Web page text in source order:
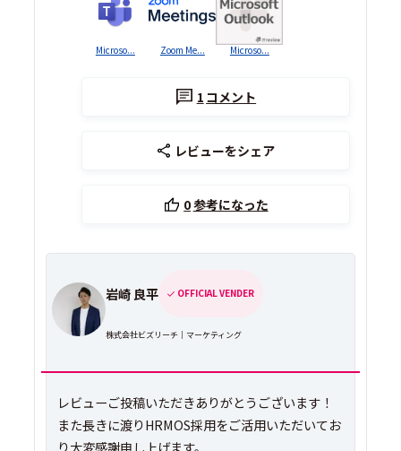
Microso... Zoom Me... Microso...
1 コメント
レビューをシェア
0参考になった
岩崎 良平 OFFICIAL VENDER
株式会社ビズリーチ｜マーケティング
レビューご投稿いただきありがとうございます！
また長きに渡りHRMOS採用をご活用いただいてお
り大変感謝申し上げます。